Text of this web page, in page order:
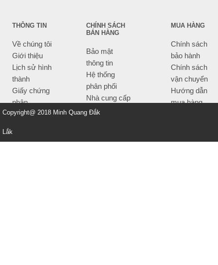
THÔNG TIN
Về chúng tôi
Giới thiệu
Lịch sử hình
thành
Giấy chứng
nhận
CHÍNH SÁCH
BÁN HÀNG
Bảo mật
thông tin
Hệ thống
phân phối
Nhà cung cấp
Tiêu chí bán
MUA HÀNG
Chính sách
bảo hành
Chính sách
vận chuyển
Hướng dẫn
mua hàng
Copyright@ 2018 Minh Quang Đắk
Lắk